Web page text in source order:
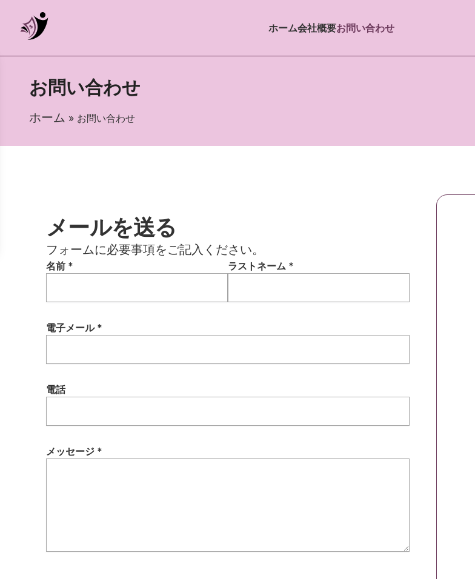
ホーム会社概要お問い合わせ
お問い合わせ
ホーム » お問い合わせ
メールを送る
フォームに必要事項をご記入ください。
名前 * ラストネーム *
電子メール *
電話
メッセージ *